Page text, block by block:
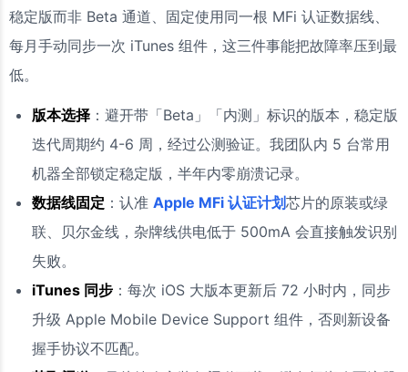
稳定版而非 Beta 通道、固定使用同一根 MFi 认证数据线、
每月手动同步一次 iTunes 组件，这三件事能把故障率压到最
低。
版本选择 ：避开带「Beta」「内测」标识的版本，稳定版
迭代周期约 4-6 周，经过公测验证。我团队内 5 台常用
机器全部锁定稳定版，半年内零崩溃记录。
数据线固定 ：认准 Apple MFi 认证计划芯片的原装或绿
联、贝尔金线，杂牌线供电低于 500mA 会直接触发识别
失败。
iTunes 同步 ：每次 iOS 大版本更新后 72 小时内，同步
升级 Apple Mobile Device Support 组件，否则新设备
握手协议不匹配。